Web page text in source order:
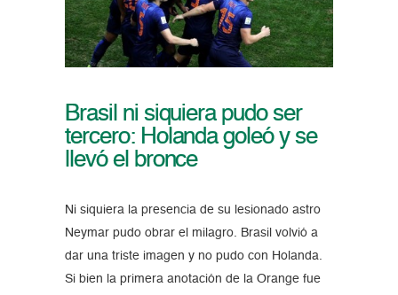
Brasil ni siquiera pudo ser
tercero: Holanda goleó y se
llevó el bronce
Ni siquiera la presencia de su lesionado astro
Neymar pudo obrar el milagro. Brasil volvió a
dar una triste imagen y no pudo con Holanda.
Si bien la primera anotación de la Orange fue